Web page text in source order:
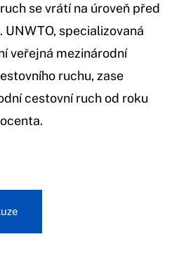
se vrátí na úroveň před
specializovaná
veřejná mezinárodní
ruchu, zase
cestovní ruch od roku